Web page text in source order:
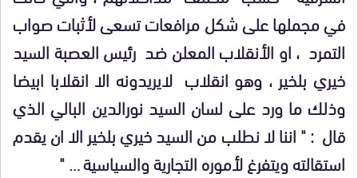
في مجملها على شكل مرافعات تسعى لأثبات صواب
التمرد ، او الأنقلاب المعلن ضد رئيس العصبة السيد
خيري بلخير ، وهو انقلاب لايريدونه الا انقلابا ابيضا
وذلك ما ورد على لسان السيد نورالدين البالي الذي
قال : " اننا لا نطلب من السيد خيري بلخير الا ان يقدم
استقالته ويتفرغ لأموره التجارية والسياسية … "